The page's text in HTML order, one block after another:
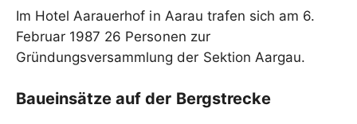
Im Hotel Aarauerhof in Aarau trafen sich am 6.
Februar 1987 26 Personen zur
Gründungsversammlung der Sektion Aargau.
Baueinsätze auf der Bergstrecke